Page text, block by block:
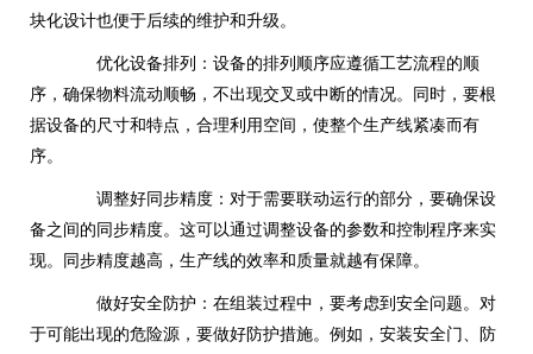
块化设计也便于后续的维护和升级。
优化设备排列：设备的排列顺序应遵循工艺流程的顺
序，确保物料流动顺畅，不出现交叉或中断的情况。同时，要根
据设备的尺寸和特点，合理利用空间，使整个生产线紧凑而有
序。
调整好同步精度：对于需要联动运行的部分，要确保设
备之间的同步精度。这可以通过调整设备的参数和控制程序来实
现。同步精度越高，生产线的效率和质量就越有保障。
做好安全防护：在组装过程中，要考虑到安全问题。对
于可能出现的危险源，要做好防护措施。例如，安装安全门、防